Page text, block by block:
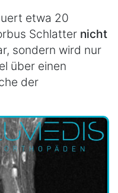
etwa 20
Schlatter nicht
sondern wird nur
über einen
der